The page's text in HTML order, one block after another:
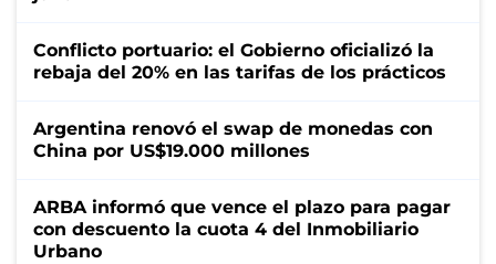
Conflicto portuario: el Gobierno oficializó la
rebaja del 20% en las tarifas de los prácticos
Argentina renovó el swap de monedas con
China por US$19.000 millones
ARBA informó que vence el plazo para pagar
con descuento la cuota 4 del Inmobiliario
Urbano